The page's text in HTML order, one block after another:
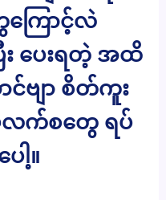
ကြောင့်လဲ
း ပေးရတဲ့ အထိ
င်ဗျာ စိတ်ကူး
လက်စတွေ ရပ်
ါ့။